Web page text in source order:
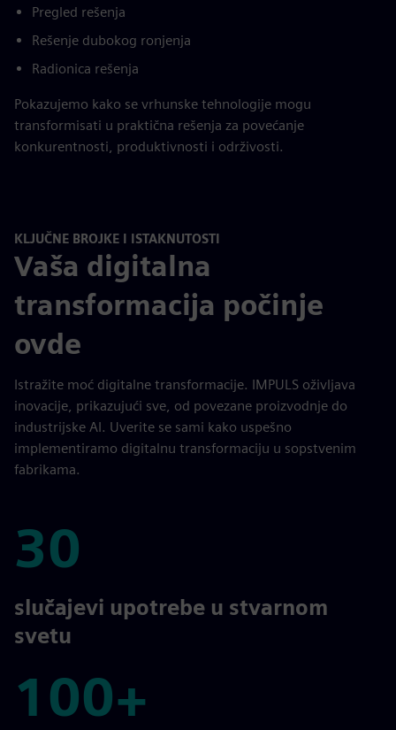
Pregled rešenja
Rešenje dubokog ronjenja
Radionica rešenja
Pokazujemo kako se vrhunske tehnologije mogu
transformisati u praktična rešenja za povećanje
konkurentnosti, produktivnosti i održivosti.
KLJUČNE BROJKE I ISTAKNUTOSTI
Vaša digitalna
transformacija počinje
ovde
Istražite moć digitalne transformacije. IMPULS oživljava
inovacije, prikazujući sve, od povezane proizvodnje do
industrijske AI. Uverite se sami kako uspešno
implementiramo digitalnu transformaciju u sopstvenim
fabrikama.
30
30
slučajevi upotrebe u stvarnom
svetu
100+